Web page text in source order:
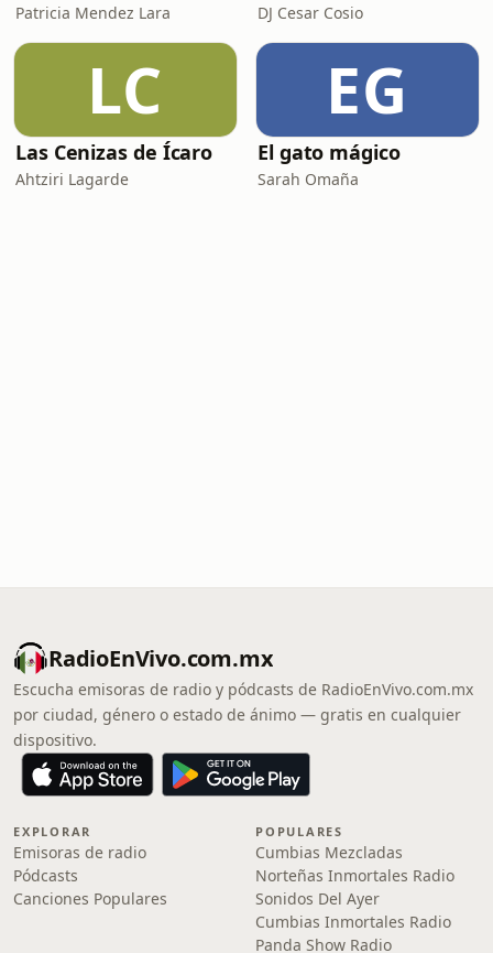
Patricia Mendez Lara DJ Cesar Cosio
LC
Las Cenizas de Ícaro
Ahtziri Lagarde
EG
El gato mágico
Sarah Omaña
RadioEnVivo.com.mx
Escucha emisoras de radio y pódcasts de RadioEnVivo.com.mx
por ciudad, género o estado de ánimo — gratis en cualquier
dispositivo.
EXPLORAR
Emisoras de radio
Pódcasts
Canciones Populares
POPULARES
Cumbias Mezcladas
Norteñas Inmortales Radio
Sonidos Del Ayer
Cumbias Inmortales Radio
Panda Show Radio